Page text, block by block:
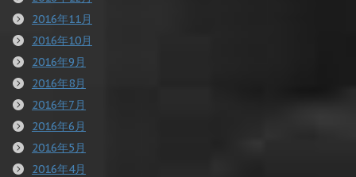
2016年11月
2016年10月
2016年9月
2016年8月
2016年7月
2016年6月
2016年5月
2016年4月